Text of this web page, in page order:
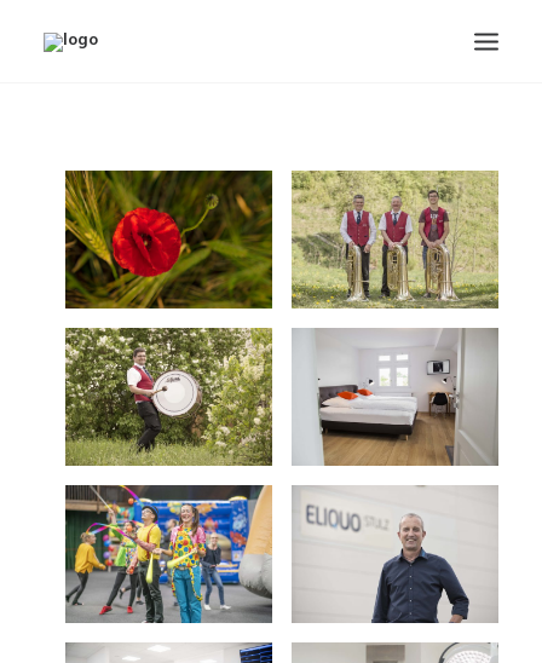
KONTAKT
IMPRESSUM
DATENSCHUTZHINWEIS
BLOG
GASTZUGANG